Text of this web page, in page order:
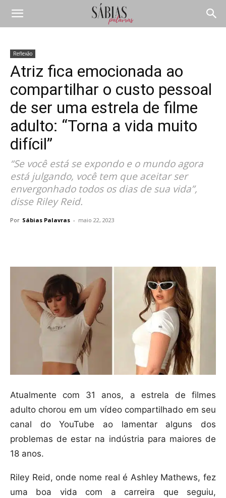
Reflexão
Atriz fica emocionada ao
compartilhar o custo pessoal
de ser uma estrela de filme
adulto: “Torna a vida muito
difícil”
“Se você está se expondo e o mundo agora
está julgando, você tem que aceitar ser
envergonhado todos os dias de sua vida”,
disse Riley Reid.
Por Sábias Palavras - maio 22, 2023
Atualmente com 31 anos, a estrela de filmes
adulto chorou em um vídeo compartilhado em seu
canal do YouTube ao lamentar alguns dos
problemas de estar na indústria para maiores de
18 anos.
Riley Reid, onde nome real é Ashley Mathews, fez
uma boa vida com a carreira que seguiu,